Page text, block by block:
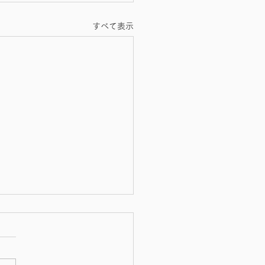
すべて表示
行の際に明細書を無償で発